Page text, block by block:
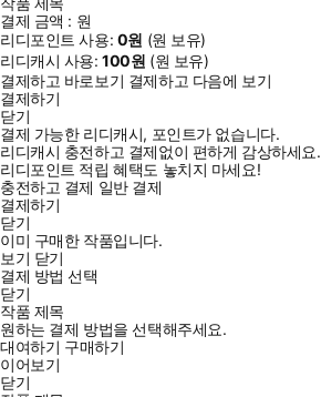
결제 금액 : 원
리디포인트 사용: 0원 (원 보유)
리디캐시 사용:100원 (원 보유)
결제하고 바로보기 결제하고 다음에 보기
결제하기
닫기
결제 가능한 리디캐시, 포인트가 없습니다.
리디캐시 충전하고 결제없이 편하게 감상하세요.
리디포인트 적립 혜택도 놓치지 마세요!
충전하고 결제 일반 결제
결제하기
닫기
이미 구매한 작품입니다.
보기 닫기
결제 방법 선택
닫기
작품 제목
원하는 결제 방법을 선택해주세요.
대여하기 구매하기
이어보기
닫기